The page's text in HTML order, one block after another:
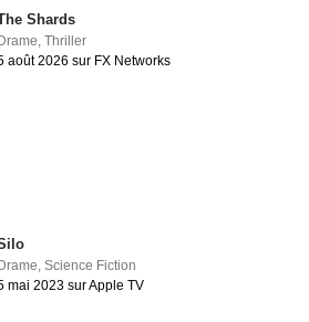
Shards
,Thriller
août 2026 sur FX Networks
Drame,Science Fiction
mai 2023 sur Apple TV